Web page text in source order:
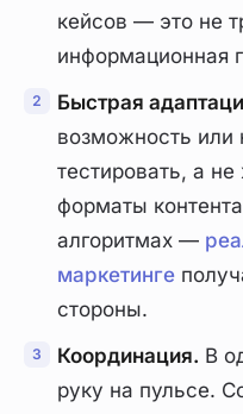
кейсов — это не
информационная
Быстрая
возможность или
тестировать, а
форматы
алгоритмах —
маркетинге
стороны.
Координация. В
руку на пульсе.